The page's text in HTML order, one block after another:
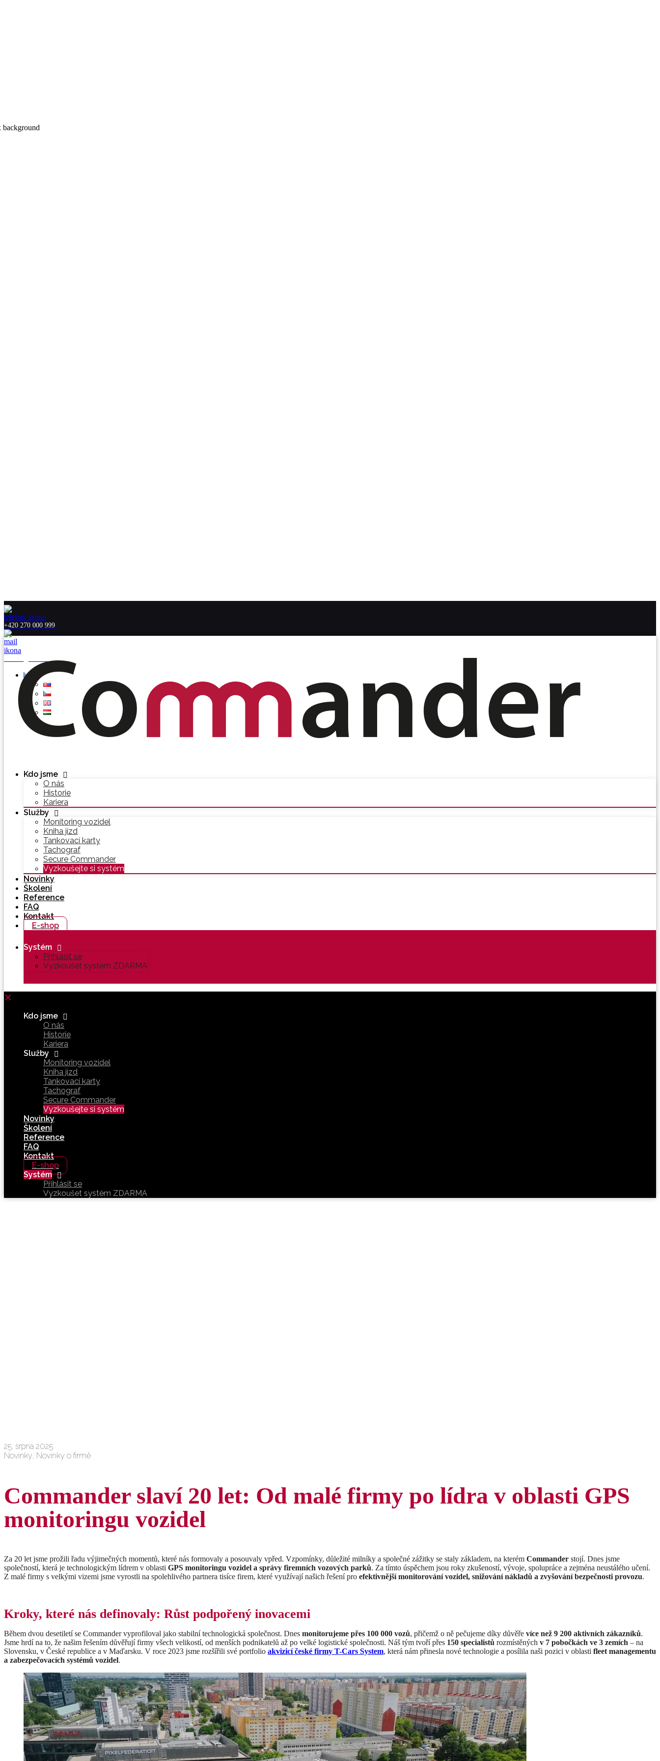
+420 270 000 999
hotline@commander.cz
Kdo jsme
O nás
Historie
Kariera
Služby
Monitoring vozidel
Kniha jízd
Tankovací karty
Tachograf
Secure Commander
Vyzkoušejte si systém
Novinky
Školení
Reference
FAQ
Kontakt
E-shop
Systém
Přihlásit se
Vyzkoušet systém ZDARMA
✕
Kdo jsme
O nás
Historie
Kariera
Služby
Monitoring vozidel
Kniha jízd
Tankovací karty
Tachograf
Secure Commander
Vyzkoušejte si systém
Novinky
Školení
Reference
FAQ
Kontakt
E-shop
Systém
Přihlásit se
Vyzkoušet systém ZDARMA
25. srpna 2025
Novinky, Novinky o firmě
Commander slaví 20 let: Od malé firmy po lídra v oblasti GPS
monitoringu vozidel
Za 20 let jsme prožili řadu výjimečných momentů, které nás formovaly a posouvaly vpřed. Vzpomínky, důležité milníky a společné zážitky se staly základem, na kterém Commander stojí. Dnes jsme
společností, která je technologickým lídrem v oblasti GPS monitoringu vozidel a správy firemních vozových parků. Za tímto úspěchem jsou roky zkušeností, vývoje, spolupráce a zejména neustálého učení.
Z malé firmy s velkými vizemi jsme vyrostli na spolehlivého partnera tisíce firem, které využívají našich řešení pro efektivnější monitorování vozidel, snižování nákladů a zvyšování bezpečnosti provozu.
Kroky, které nás definovaly: Růst podpořený inovacemi
Během dvou desetiletí se Commander vyprofiloval jako stabilní technologická společnost. Dnes monitorujeme přes 100 000 vozů, přičemž o ně pečujeme díky důvěře více než 9 200 aktivních zákazníků.
Jsme hrdí na to, že našim řešením důvěřují firmy všech velikostí, od menších podnikatelů až po velké logistické společnosti. Náš tým tvoří přes 150 specialistů rozmístěných v 7 pobočkách ve 3 zemích – na
Slovensku, v České republice a v Maďarsku. V roce 2023 jsme rozšířili své portfolio akvizicí české firmy T-Cars System, která nám přinesla nové technologie a posílila naši pozici v oblasti fleet managementu
a zabezpečovacích systémů vozidel.